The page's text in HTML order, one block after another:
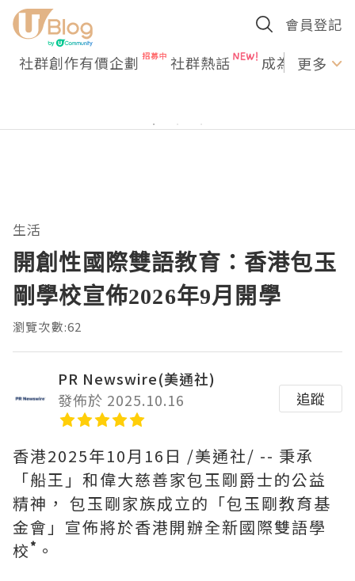
會員登記
社群創作有價企劃 社群熱話 成為U更多
生活
開創性國際雙語教育：香港包玉
剛學校宣佈2026年9月開學
瀏覽次數:62
PR Newswire(美通社)
發佈於 2025.10.16
追蹤
香港2025年10月16日 /美通社/ -- 秉承
「船王」和偉大慈善家包玉剛爵士的公益
精神， 包玉剛家族成立的「包玉剛教育基
金會」宣佈將於香港開辦全新國際雙語學
校* 。